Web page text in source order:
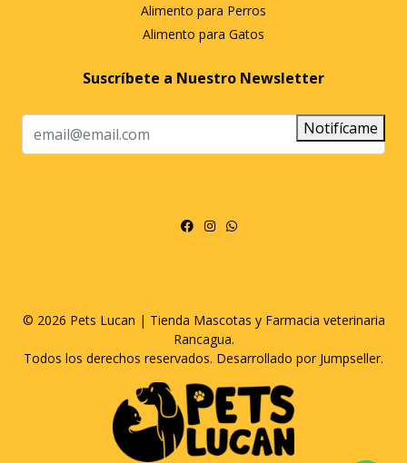
Alimento para Perros
Alimento para Gatos
Suscríbete a Nuestro Newsletter
Notifícame
© 2026 Pets Lucan | Tienda Mascotas y Farmacia veterinaria
Rancagua.
Todos los derechos reservados. Desarrollado por Jumpseller.